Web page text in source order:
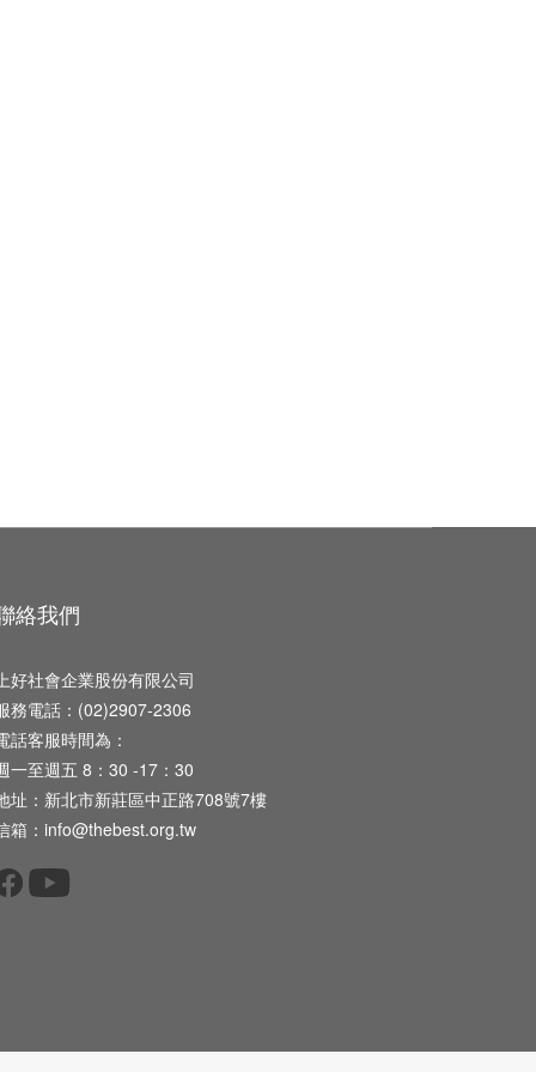
絡我們
好社會企業股份有限公司
務電話：(02)2907-2306
話客服時間為：
一至週五 8：30 -17：30
址：新北市新莊區中正路708號7樓
箱：info@thebest.org.tw